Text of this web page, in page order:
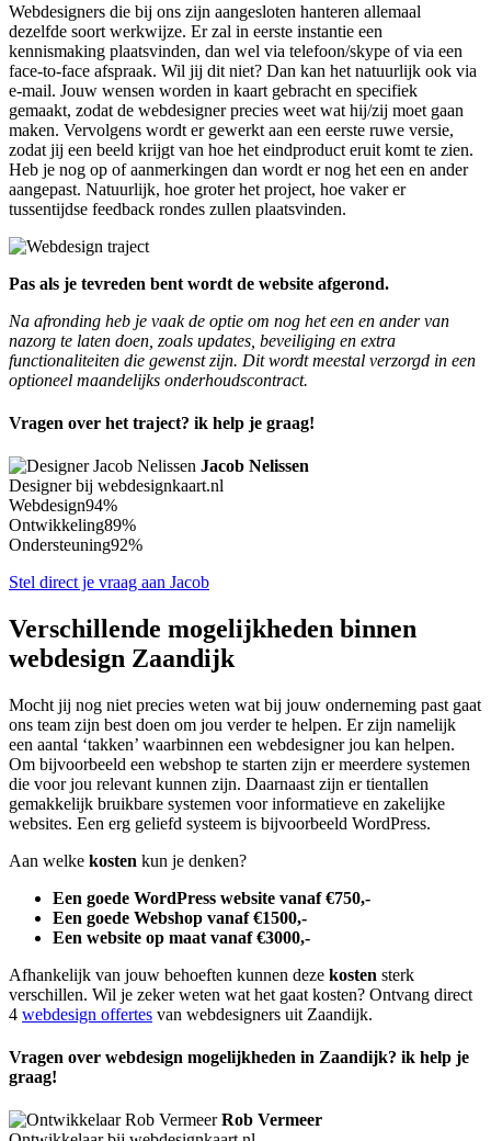
Webdesigners die bij ons zijn aangesloten hanteren allemaal
dezelfde soort werkwijze. Er zal in eerste instantie een
kennismaking plaatsvinden, dan wel via telefoon/skype of via een
face-to-face afspraak. Wil jij dit niet? Dan kan het natuurlijk ook via
e-mail. Jouw wensen worden in kaart gebracht en specifiek
gemaakt, zodat de webdesigner precies weet wat hij/zij moet gaan
maken. Vervolgens wordt er gewerkt aan een eerste ruwe versie,
zodat jij een beeld krijgt van hoe het eindproduct eruit komt te zien.
Heb je nog op of aanmerkingen dan wordt er nog het een en ander
aangepast. Natuurlijk, hoe groter het project, hoe vaker er
tussentijdse feedback rondes zullen plaatsvinden.
Pas als je tevreden bent wordt de website afgerond.
Na afronding heb je vaak de optie om nog het een en ander van
nazorg te laten doen, zoals updates, beveiliging en extra
functionaliteiten die gewenst zijn. Dit wordt meestal verzorgd in een
optioneel maandelijks onderhoudscontract.
Vragen over het traject? ik help je graag!
Jacob Nelissen
Designer bij webdesignkaart.nl
Webdesign94%
Ontwikkeling89%
Ondersteuning92%
Stel direct je vraag aan Jacob
Verschillende mogelijkheden binnen
webdesign Zaandijk
Mocht jij nog niet precies weten wat bij jouw onderneming past gaat
ons team zijn best doen om jou verder te helpen. Er zijn namelijk
een aantal ‘takken’ waarbinnen een webdesigner jou kan helpen.
Om bijvoorbeeld een webshop te starten zijn er meerdere systemen
die voor jou relevant kunnen zijn. Daarnaast zijn er tientallen
gemakkelijk bruikbare systemen voor informatieve en zakelijke
websites. Een erg geliefd systeem is bijvoorbeeld WordPress.
Aan welke kosten kun je denken?
Een goede WordPress website vanaf €750,-
Een goede Webshop vanaf €1500,-
Een website op maat vanaf €3000,-
Afhankelijk van jouw behoeften kunnen deze kosten sterk
verschillen. Wil je zeker weten wat het gaat kosten? Ontvang direct
4 webdesign offertes van webdesigners uit Zaandijk.
Vragen over webdesign mogelijkheden in Zaandijk? ik help je
graag!
Rob Vermeer